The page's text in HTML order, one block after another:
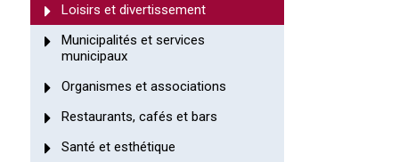
Loisirs et divertissement
Municipalités et services
municipaux
Organismes et associations
Restaurants, cafés et bars
Santé et esthétique